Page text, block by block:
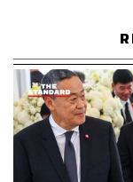
เป็นไปอย่างมีประ
ประชาชนต่อไป
นพ.ชลน่านกล่าวต่
เหมือนกระทู้แต่ไม่
เสนอต่อ ครม. ไ
ประโยชน์ของประ